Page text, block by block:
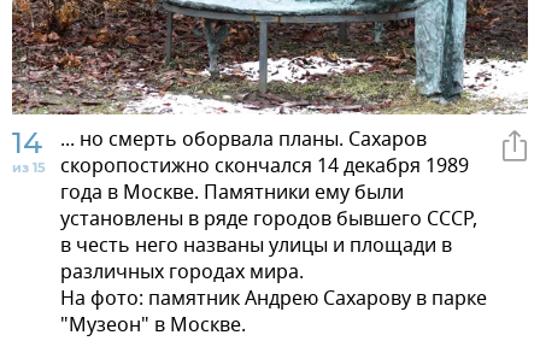
14
из 15
... но смерть оборвала планы. Сахаров
скоропостижно скончался 14 декабря 1989
года в Москве. Памятники ему были
установлены в ряде городов бывшего СССР,
в честь него названы улицы и площади в
различных городах мира.
На фото: памятник Андрею Сахарову в парке
"Музеон" в Москве.